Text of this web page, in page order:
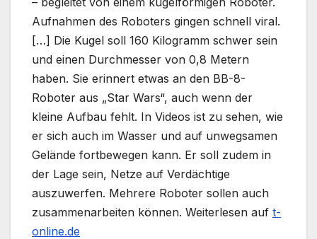
Aufnahmen des Roboters gingen schnell viral.
[…] Die Kugel soll 160 Kilogramm schwer sein
und einen Durchmesser von 0,8 Metern
haben. Sie erinnert etwas an den BB-8-
Roboter aus „Star Wars“, auch wenn der
kleine Aufbau fehlt. In Videos ist zu sehen, wie
er sich auch im Wasser und auf unwegsamen
Gelände fortbewegen kann. Er soll zudem in
der Lage sein, Netze auf Verdächtige
auszuwerfen. Mehrere Roboter sollen auch
zusammenarbeiten können. Weiterlesen auf t-
online.de